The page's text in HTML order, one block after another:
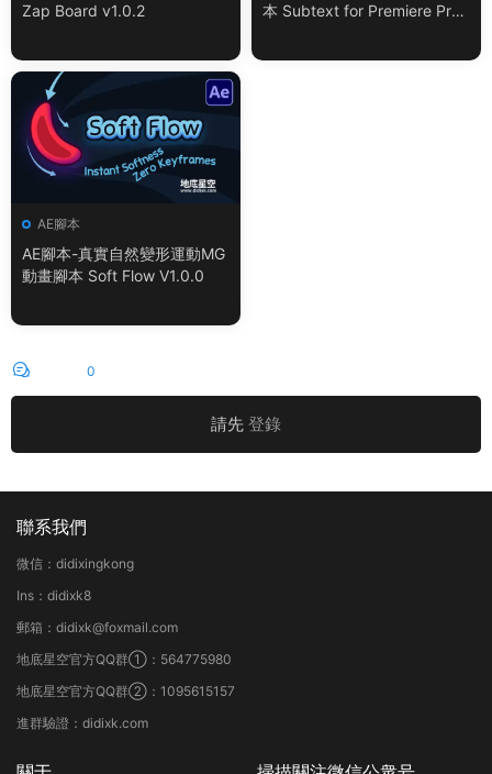
Zap Board v1.0.2
本 Subtext for Premiere Pro
AE腳本
AE腳本-真實自然變形運動MG
動畫腳本 Soft Flow V1.0.0
0
請先 登錄
聯系我們
微信：didixingkong
Ins：didixk8
郵箱：didixk@foxmail.com
地底星空官方QQ群①：564775980
地底星空官方QQ群②：1095615157
進群驗證：didixk.com